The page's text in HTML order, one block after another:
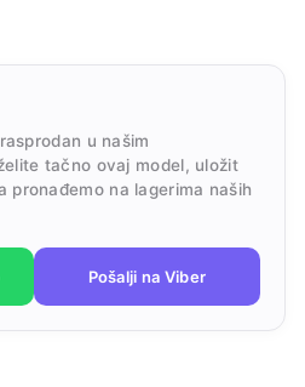
u našim
tačno ovaj model, uložit
pronađemo na lagerima naših
Pošalji na Viber